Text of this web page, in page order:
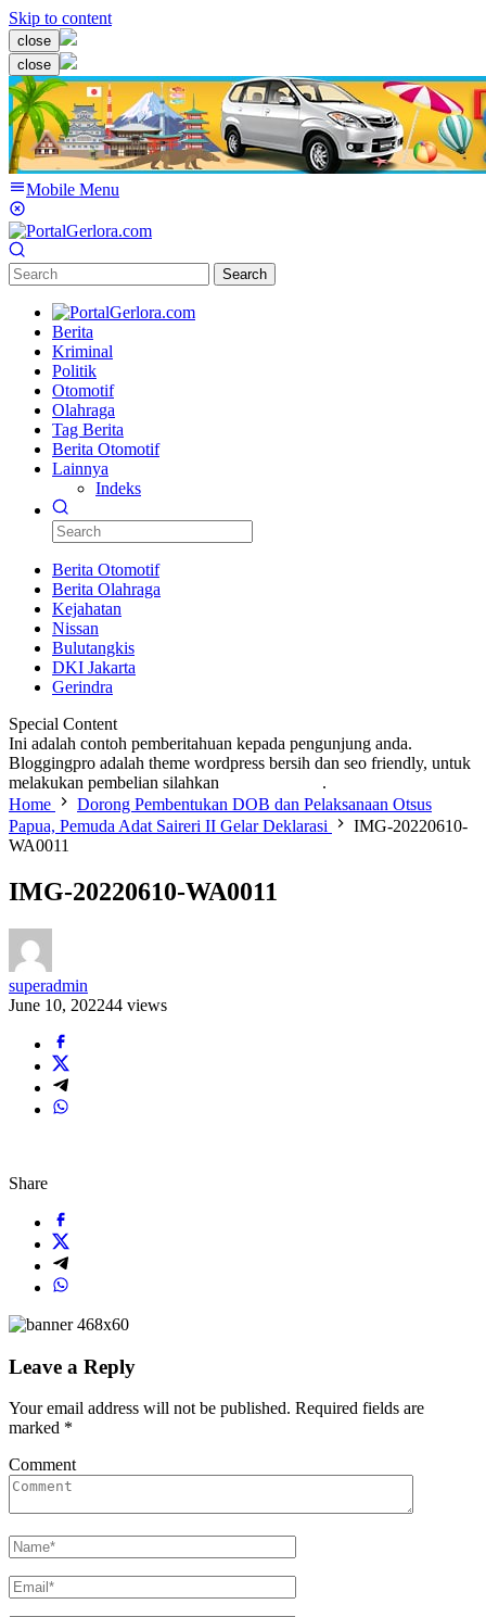
Skip to content
close
close
Mobile Menu
Search
Berita
Kriminal
Politik
Otomotif
Olahraga
Tag Berita
Berita Otomotif
Lainnya
Indeks
Berita Otomotif
Berita Olahraga
Kejahatan
Nissan
Bulutangkis
DKI Jakarta
Gerindra
Special Content
Ini adalah contoh pemberitahuan kepada pengunjung anda.
Bloggingpro adalah theme wordpress bersih dan seo friendly, untuk
melakukan pembelian silahkan
.
Home
Dorong Pembentukan DOB dan Pelaksanaan Otsus
Papua, Pemuda Adat Saireri II Gelar Deklarasi
IMG-20220610-
WA0011
IMG-20220610-WA0011
superadmin
June 10, 202244 views
Share
Leave a Reply
Your email address will not be published. Required fields are
marked *
Comment